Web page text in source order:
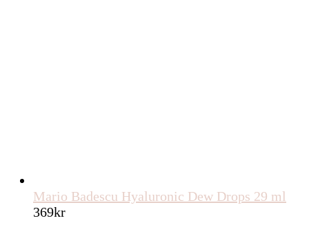
Mario Badescu Hyaluronic Dew Drops 29 ml
369kr